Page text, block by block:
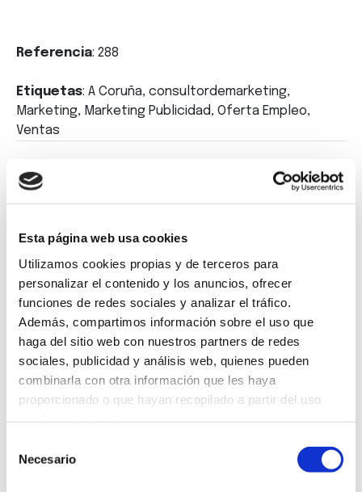
Esta página web usa cookies
Utilizamos cookies propias y de terceros para
personalizar el contenido y los anuncios, ofrecer
funciones de redes sociales y analizar el tráfico.
Además, compartimos información sobre el uso que
haga del sitio web con nuestros partners de redes
sociales, publicidad y análisis web, quienes pueden
combinarla con otra información que les haya
proporcionado o que hayan recopilado a partir del uso
Necesario
Referencia: 288
Etiquetas: A Coruña, consultordemarketing,
Marketing, Marketing Publicidad, Oferta Empleo,
Ventas
Volver
Suscríbete a
nuestra
newsletter